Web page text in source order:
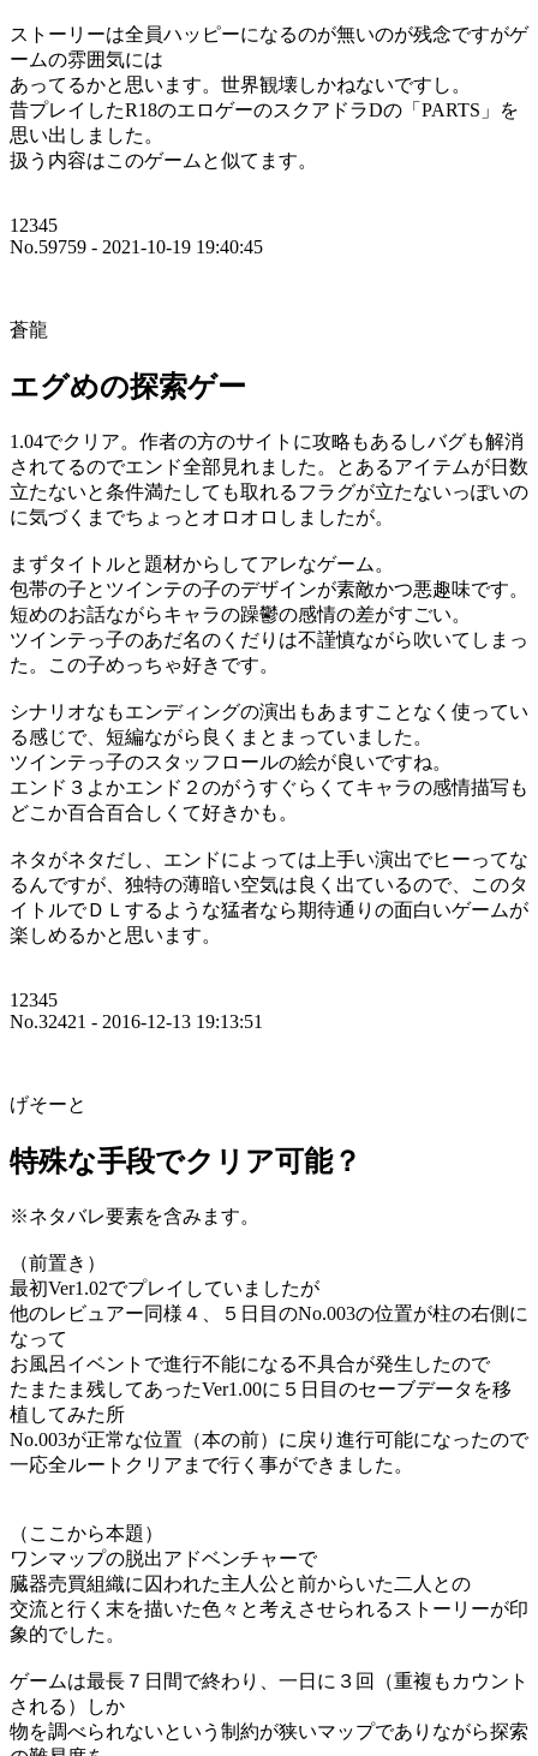
ストーリーは全員ハッピーになるのが無いのが残念ですがゲ
ームの雰囲気には
あってるかと思います。世界観壊しかねないですし。
昔プレイしたR18のエロゲーのスクアドラDの「PARTS」を
思い出しました。
扱う内容はこのゲームと似てます。
12345
No.59759 - 2021-10-19 19:40:45
蒼龍
エグめの探索ゲー
1.04でクリア。作者の方のサイトに攻略もあるしバグも解消
されてるのでエンド全部見れました。とあるアイテムが日数
立たないと条件満たしても取れるフラグが立たないっぽいの
に気づくまでちょっとオロオロしましたが。
まずタイトルと題材からしてアレなゲーム。
包帯の子とツインテの子のデザインが素敵かつ悪趣味です。
短めのお話ながらキャラの躁鬱の感情の差がすごい。
ツインテっ子のあだ名のくだりは不謹慎ながら吹いてしまっ
た。この子めっちゃ好きです。
シナリオなもエンディングの演出もあますことなく使ってい
る感じで、短編ながら良くまとまっていました。
ツインテっ子のスタッフロールの絵が良いですね。
エンド３よかエンド２のがうすぐらくてキャラの感情描写も
どこか百合百合しくて好きかも。
ネタがネタだし、エンドによっては上手い演出でヒーってな
るんですが、独特の薄暗い空気は良く出ているので、このタ
イトルでＤＬするような猛者なら期待通りの面白いゲームが
楽しめるかと思います。
12345
No.32421 - 2016-12-13 19:13:51
げそーと
特殊な手段でクリア可能？
※ネタバレ要素を含みます。
（前置き）
最初Ver1.02でプレイしていましたが
他のレビュアー同様４、５日目のNo.003の位置が柱の右側に
なって
お風呂イベントで進行不能になる不具合が発生したので
たまたま残してあったVer1.00に５日目のセーブデータを移
植してみた所
No.003が正常な位置（本の前）に戻り進行可能になったので
一応全ルートクリアまで行く事ができました。
（ここから本題）
ワンマップの脱出アドベンチャーで
臓器売買組織に囚われた主人公と前からいた二人との
交流と行く末を描いた色々と考えさせられるストーリーが印
象的でした。
ゲームは最長７日間で終わり、一日に３回（重複もカウント
される）しか
物を調べられないという制約が狭いマップでありながら探索